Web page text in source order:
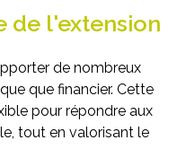
de l'extension
de nombreux
que financier. Cette
pour répondre aux
tout en valorisant le